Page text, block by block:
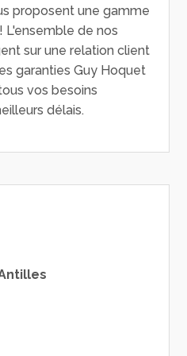
proposent une gamme
de nos
sur une relation client
garanties Guy Hoquet
vos besoins
délais.